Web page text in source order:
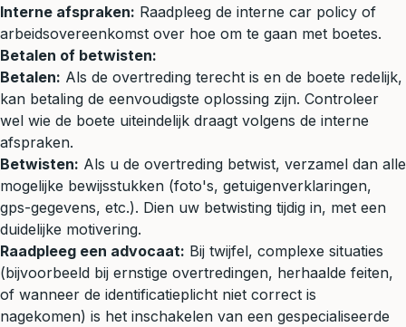
Interne afspraken: Raadpleeg de interne car policy of
arbeidsovereenkomst over hoe om te gaan met boetes.
Betalen of betwisten:
Betalen: Als de overtreding terecht is en de boete redelijk,
kan betaling de eenvoudigste oplossing zijn. Controleer
wel wie de boete uiteindelijk draagt volgens de interne
afspraken.
Betwisten: Als u de overtreding betwist, verzamel dan alle
mogelijke bewijsstukken (foto's, getuigenverklaringen,
gps-gegevens, etc.). Dien uw betwisting tijdig in, met een
duidelijke motivering.
Raadpleeg een advocaat: Bij twijfel, complexe situaties
(bijvoorbeeld bij ernstige overtredingen, herhaalde feiten,
of wanneer de identificatieplicht niet correct is
nagekomen) is het inschakelen van een gespecialiseerde